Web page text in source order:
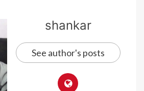
shankar
See author's posts